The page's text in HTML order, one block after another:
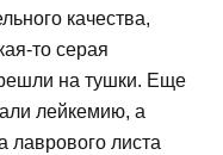
качества,
то серая
на тушки. Еще
лейкемию, а
лаврового листа